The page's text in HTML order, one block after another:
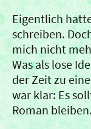
Eigentlich
schreiben.
mich nicht
Was als lose
der Zeit zu
war klar: Es
Roman bleiben.